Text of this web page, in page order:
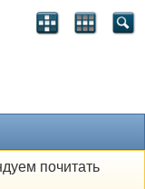
почитать